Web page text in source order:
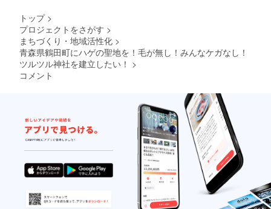
トップ >
プロジェクトをさがす >
まちづくり・地域活性化 >
青森県鶴田町にハゲの聖地を！毛が無し！みんなケガなし！
ツルツル神社を建立したい！ >
コメント